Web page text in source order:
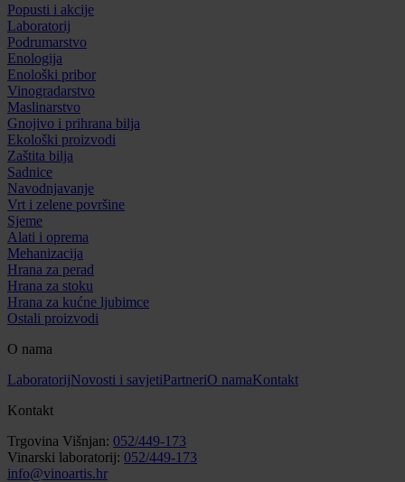
Popusti i akcije
Laboratorij
Podrumarstvo
Enologija
Enološki pribor
Vinogradarstvo
Maslinarstvo
Gnojivo i prihrana bilja
Ekološki proizvodi
Zaštita bilja
Sadnice
Navodnjavanje
Vrt i zelene površine
Sjeme
Alati i oprema
Mehanizacija
Hrana za perad
Hrana za stoku
Hrana za kućne ljubimce
Ostali proizvodi
O nama
LaboratorijNovosti i savjetiPartneriO namaKontakt
Kontakt
Trgovina Višnjan: 052/449-173
Vinarski laboratorij: 052/449-173
info@vinoartis.hr